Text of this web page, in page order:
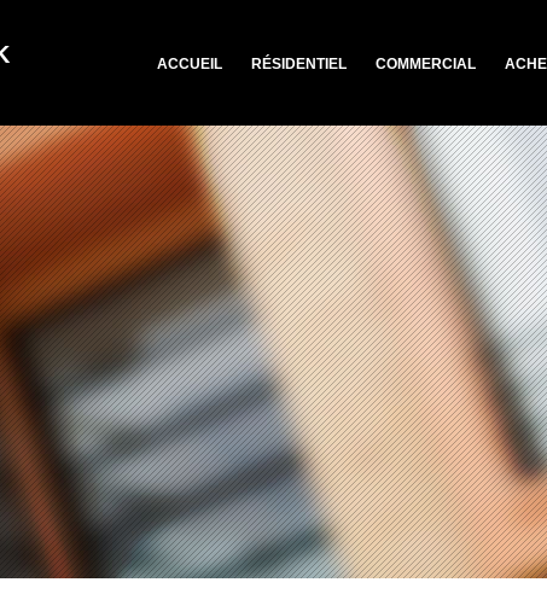
ACCUEIL RÉSIDENTIEL COMMERCIAL